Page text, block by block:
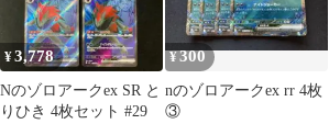
¥3,778
Nのゾロアークex SR と
りひき 4枚セット #29
¥300
nのゾロアークex rr 4枚
③